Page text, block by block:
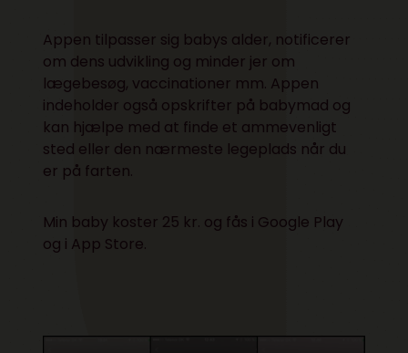
Appen tilpasser sig babys alder, notificerer
om dens udvikling og minder jer om
lægebesøg, vaccinationer mm. Appen
indeholder også opskrifter på babymad og
kan hjælpe med at finde et ammevenligt
sted eller den nærmeste legeplads når du
er på farten.
Min baby koster 25 kr. og fås i Google Play
og i App Store.